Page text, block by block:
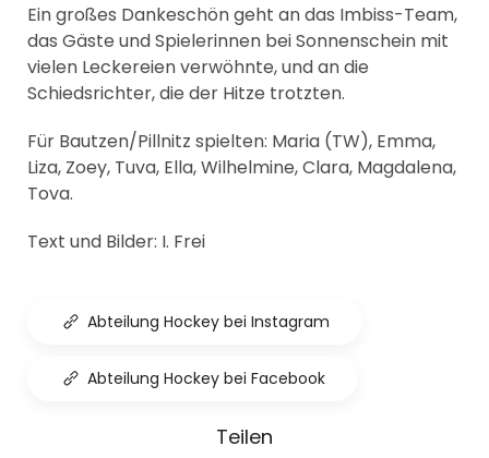
Ein großes Dankeschön geht an das Imbiss-Team,
das Gäste und Spielerinnen bei Sonnenschein mit
vielen Leckereien verwöhnte, und an die
Schiedsrichter, die der Hitze trotzten.
Für Bautzen/Pillnitz spielten: Maria (TW), Emma,
Liza, Zoey, Tuva, Ella, Wilhelmine, Clara, Magdalena,
Tova.
Text und Bilder: I. Frei
Abteilung Hockey bei Instagram
Abteilung Hockey bei Facebook
Teilen